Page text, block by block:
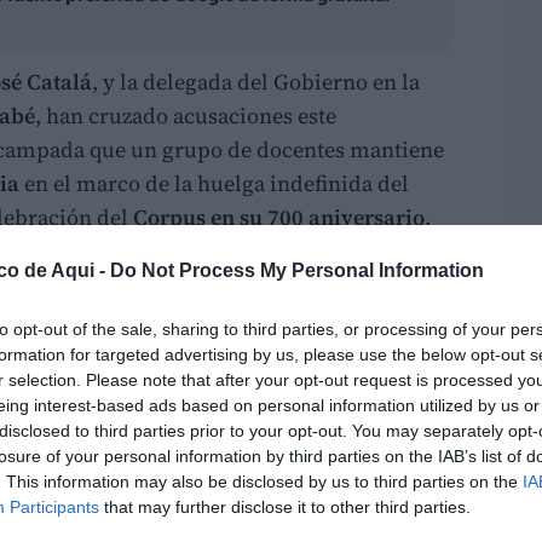
de Aqui - Do Not Process My Personal Information
opt-out of the sale, sharing to third parties, or processing of your
for targeted advertising by us, please use the below opt-out
selection. Please note that after your opt-out request is processed
interest-based ads based on personal information utilized by us
to third parties prior to your opt-out. You may separately
of your personal information by third parties on the IAB’s list of
This information may also be disclosed by us to third parties on the
Participants that may further disclose it to other third parties.
Catalá, y la delegada del Gobierno en la
, han cruzado acusaciones este
que un grupo de docentes mantiene
en el marco de la huelga indefinida del
del Corpus en su 700 aniversario.
"ponerse de perfil"
a la delegada del Gobierno de
pasado"y de"ponerse de perfil"ante
la delegada del Gobierno se ha
del domingo pasado, ha decidido ponerse
No es nuevo que en esta comunidad el